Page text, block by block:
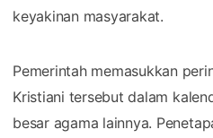
keyakinan masyarakat.
Pemerintah memasukkan
Kristiani tersebut dalam
besar agama lainnya.